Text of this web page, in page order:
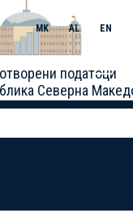
податоци
Северна
MK AL EN
Toggle